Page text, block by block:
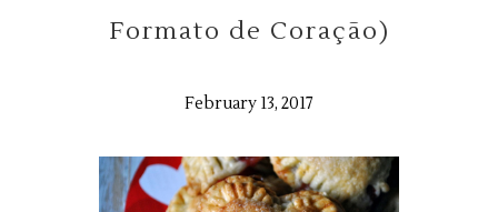
Formato de Coração)
February 13, 2017